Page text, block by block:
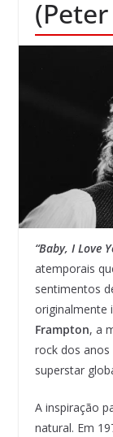
“Baby, I Love
atemporais
sentimentos
originalmente
Frampton, a
rock dos
superstar
A inspiração
natural. Em